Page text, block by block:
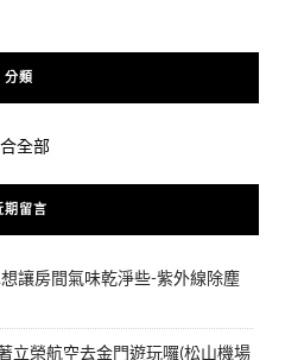
分類
全部
期留言
想讓房間氣味乾淨些-紫外線除塵
立榮航空去金門遊玩囉(松山機場